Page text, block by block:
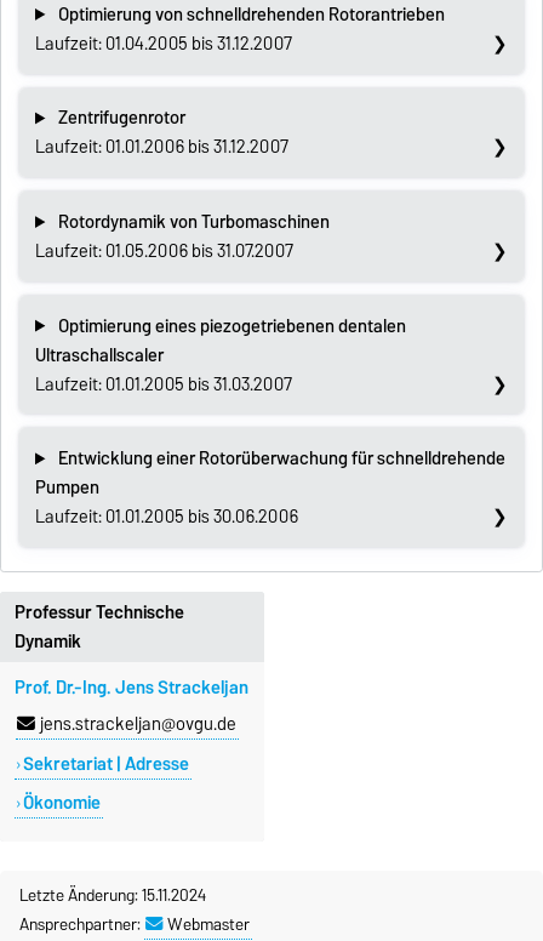
Optimierung von schnelldrehenden Rotorantrieben
Laufzeit: 01.04.2005 bis 31.12.2007
Zentrifugenrotor
Laufzeit: 01.01.2006 bis 31.12.2007
Rotordynamik von Turbomaschinen
Laufzeit: 01.05.2006 bis 31.07.2007
Optimierung eines piezogetriebenen dentalen
Ultraschallscaler
Laufzeit: 01.01.2005 bis 31.03.2007
Entwicklung einer Rotorüberwachung für schnelldrehende
Pumpen
Laufzeit: 01.01.2005 bis 30.06.2006
Professur Technische
Dynamik
Prof. Dr.-Ing. Jens Strackeljan
jens.strackeljan@ovgu.de
Sekretariat | Adresse
Ökonomie
Letzte Änderung: 15.11.2024
Ansprechpartner:
Webmaster